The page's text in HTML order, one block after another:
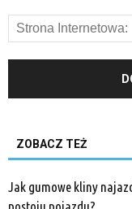
ZOBACZ TEŻ
Jak gumowe kliny